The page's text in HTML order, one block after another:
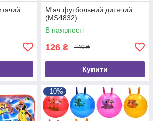
М'яч футбольний дитячий
(MS4832)
В наявності
126 ₴ 140 ₴
Купити
–10%